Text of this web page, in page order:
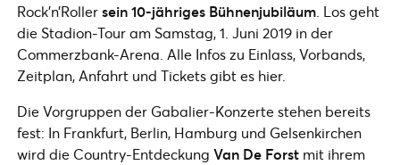
Rock’n’Rollersein 10-jähriges Bühnenjubiläum . Los geht
die Stadion-Tour am Samstag, 1. Juni 2019 in der
Commerzbank-Arena. Alle Infos zu Einlass, Vorbands,
Zeitplan, Anfahrt und Tickets gibt es hier.
Die Vorgruppen der Gabalier-Konzerte stehen bereits
fest: In Frankfurt, Berlin, Hamburg und Gelsenkirchen
wird die Country-Entdeckung Van De Forst mit ihrem